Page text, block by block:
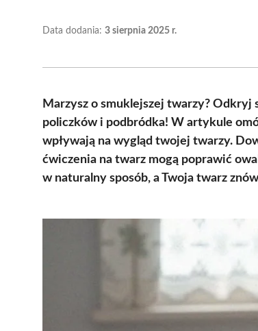
Data dodania: 3 sierpnia 2025 r.
Marzysz o smuklejszej twarzy?
policzków i podbródka! W artykule
wpływają na wygląd twojej twarzy.
ćwiczenia na twarz mogą poprawić
w naturalny sposób, a Twoja twarz